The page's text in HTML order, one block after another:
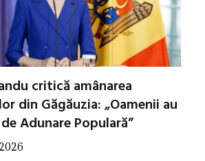
critică amânarea
din Găgăuzia: „Oamenii au
Adunare Populară”